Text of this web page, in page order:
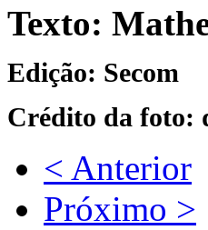
Texto:
Edição: Secom
Crédito da foto:
< Anterior
Próximo >